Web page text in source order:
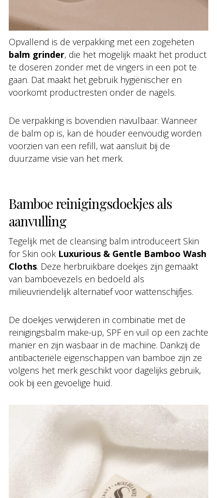
Opvallend is de verpakking met een zogeheten
balm grinder, die het mogelijk maakt het product
te doseren zonder met de vingers in een pot te
gaan. Dat maakt het gebruik hygiënischer en
voorkomt productresten onder de nagels.
De verpakking is bovendien navulbaar. Wanneer
de balm op is, kan de houder eenvoudig worden
voorzien van een refill, wat aansluit bij de
duurzame visie van het merk.
Bamboe reinigingsdoekjes als
aanvulling
Tegelijk met de cleansing balm introduceert Skin
for Skin ook Luxurious & Gentle Bamboo Wash
Cloths. Deze herbruikbare doekjes zijn gemaakt
van bamboevezels en bedoeld als
milieuvriendelijk alternatief voor wattenschijfjes.
De doekjes verwijderen in combinatie met de
reinigingsbalm make-up, SPF en vuil op een zachte
manier en zijn wasbaar in de machine. Dankzij de
antibacteriële eigenschappen van bamboe zijn ze
volgens het merk geschikt voor dagelijks gebruik,
ook bij een gevoelige huid.